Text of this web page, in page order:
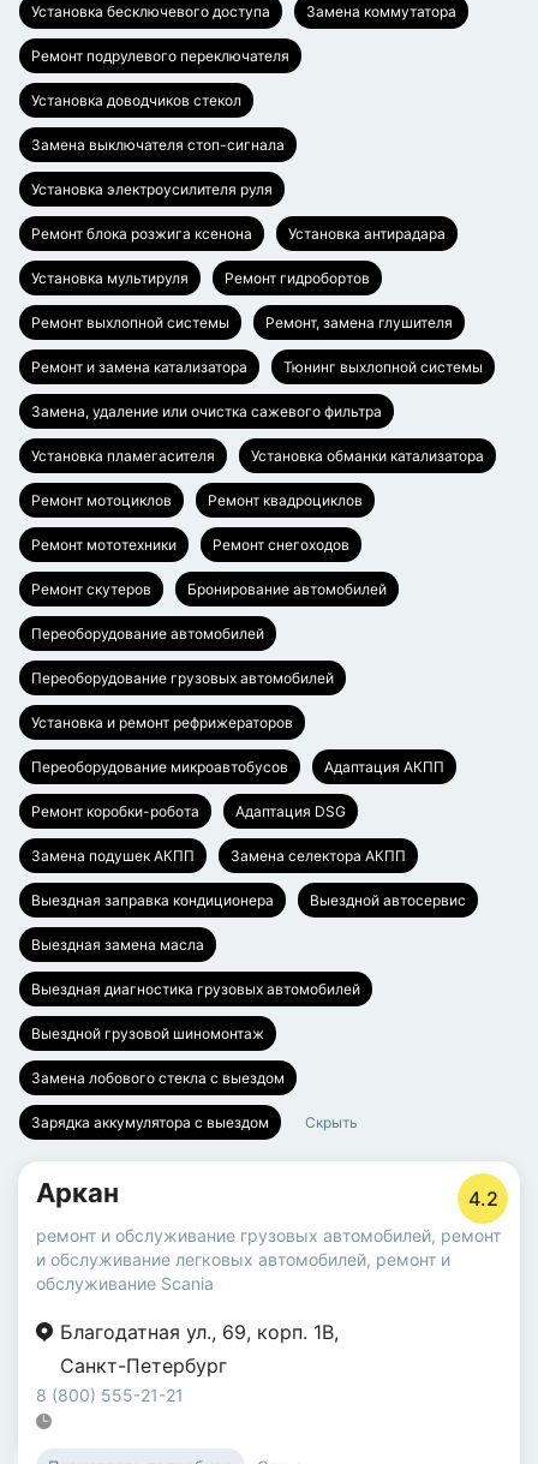
Установка бесключевого доступа Замена коммутатора
Ремонт подрулевого переключателя
Установка доводчиков стекол
Замена выключателя стоп-сигнала
Установка электроусилителя руля
Ремонт блока розжига ксенона Установка антирадара
Установка мультируля Ремонт гидробортов
Ремонт выхлопной системы Ремонт, замена глушителя
Ремонт и замена катализатора Тюнинг выхлопной системы
Замена, удаление или очистка сажевого фильтра
Установка пламегасителя Установка обманки катализатора
Ремонт мотоциклов Ремонт квадроциклов
Ремонт мототехники Ремонт снегоходов
Ремонт скутеров Бронирование автомобилей
Переоборудование автомобилей
Переоборудование грузовых автомобилей
Установка и ремонт рефрижераторов
Переоборудование микроавтобусов Адаптация АКПП
Ремонт коробки-робота Адаптация DSG
Замена подушек АКПП Замена селектора АКПП
Выездная заправка кондиционера Выездной автосервис
Выездная замена масла
Выездная диагностика грузовых автомобилей
Выездной грузовой шиномонтаж
Замена лобового стекла с выездом
Зарядка аккумулятора с выездом Скрыть
Аркан 4.2
ремонт и обслуживание грузовых автомобилей, ремонт
и обслуживание легковых автомобилей, ремонт и
обслуживание Scania
Благодатная ул., 69, корп. 1В,
Санкт-Петербург
8 (800) 555-21-21